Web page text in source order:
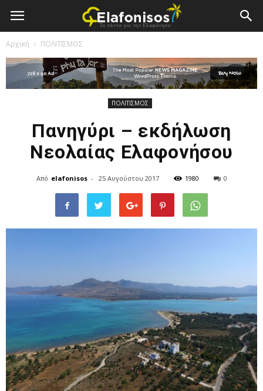
Elafonisos.Gr
Αρχική ΠΟΛΙΤΙΣΜΟΣ
ΠΟΛΙΤΙΣΜΟΣ
Πανηγύρι – εκδήλωση
Νεολαίας Ελαφονήσου
Από elafonisos - 25 Αυγούστου 2017 1980 0